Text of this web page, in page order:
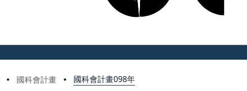
國科會計畫 國科會計畫098年